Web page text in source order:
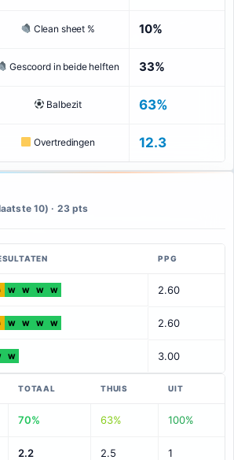
Clean sheet % 10%
Gescoord in beide helften 33%
Balbezit 63%
Overtredingen 12.3
10) · 23 pts
PPG
W W W W 2.60
W W W W 2.60
W 3.00
TOTAAL THUIS UIT
70% 63% 100%
2.2 2.5 1